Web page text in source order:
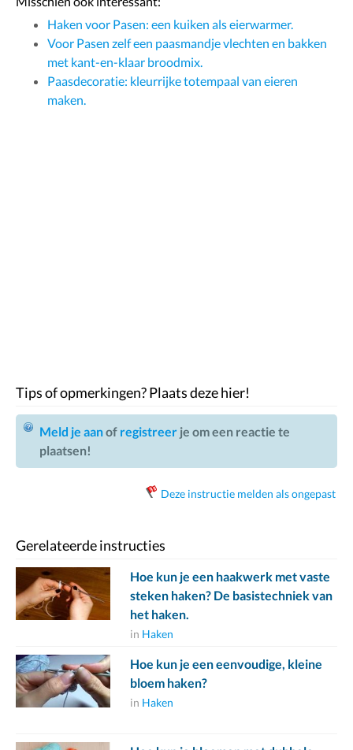
Haken voor Pasen: een kuiken als eierwarmer.
Voor Pasen zelf een paasmandje vlechten en bakken
met kant-en-klaar broodmix.
Paasdecoratie: kleurrijke totempaal van eieren
maken.
Tips of opmerkingen? Plaats deze hier!
Meld je aanof registreer je om een reactie te
plaatsen!
Deze instructie melden als ongepast
Gerelateerde instructies
Hoe kun je een haakwerk met vaste
steken haken? De basistechniek van
het haken.
in Haken
Hoe kun je een eenvoudige, kleine
bloem haken?
in Haken